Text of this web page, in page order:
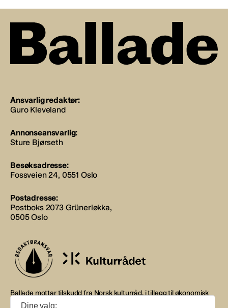
Ansvarlig redaktør:
Guro Kleveland
Annonseansvarlig:
Sture Bjørseth
Besøksadresse:
Fossveien 24, 0551 Oslo
Postadresse:
Postboks 2073 Grünerløkka,
0505 Oslo
Ballade mottar tilskudd fra Norsk kulturråd, i tillegg til økonomisk
støtte fra eierne NOPA, Norsk komponistforening og
Dine valg: